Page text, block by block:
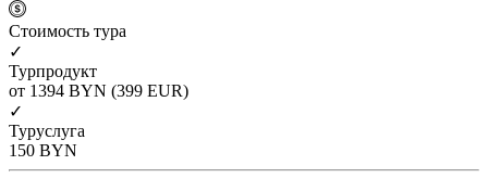
Cтоимость тура
✓
Турпродукт
от 1394 BYN (399 EUR)
✓
Туруслуга
150 BYN